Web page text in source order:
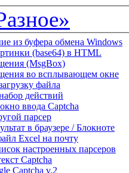
из буфера обмена Windows
(base64) в HTML
(MsgBox)
во всплывающем окне
файла
действий
ввода Captcha
парсер
в браузере / Блокноте
Excel на почту
настроенных парсеров
Captcha
Captcha v.2